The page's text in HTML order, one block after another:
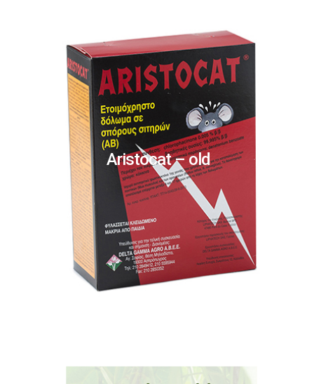
Aristocat – old